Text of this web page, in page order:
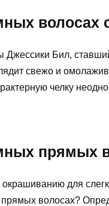
волосах
Бил,
свежо и
челку
прямых
для
волосах?